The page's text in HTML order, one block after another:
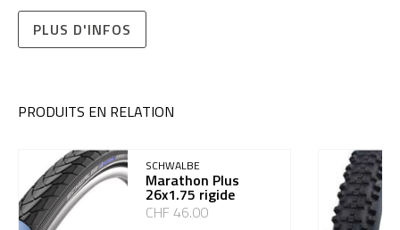
PLUS D'INFOS
PRODUITS EN RELATION
SCHWALBE
Marathon Plus
26x1.75 rigide
CHF 46.00